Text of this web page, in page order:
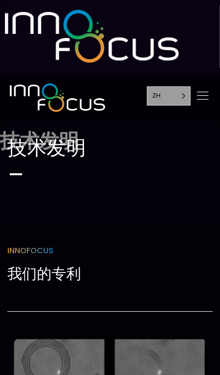
ZH
技术发明
技术发明
INNOFOCUS
我们的专利